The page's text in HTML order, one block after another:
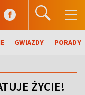
GWIAZDY PORADY
ŻYCIE!